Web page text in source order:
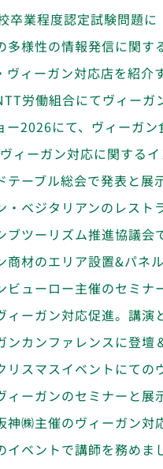
卒業程度認定試験問題
多様性の情報発信に関
ヴィーガン対応店を紹介
労働組合にてヴィー
ー2026にて、ヴィーガ
ィーガン対応に関する
テーブル総会で発表と展
ベジタリアンのレスト
ブツーリズム推進協議
商材のエリア設置&パネ
ビューロー主催のセミナ
ィーガン対応促進。講演
ンカンファレンスに登壇
リスマスイベントにての
ィーガンのセミナーと展
神㈱主催のヴィーガン対
ベントで講師を務めま